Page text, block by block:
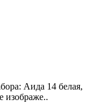
Аида 14 белая,
изображе..